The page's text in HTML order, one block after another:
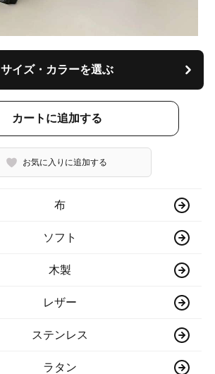
サイズ・カラーを選ぶ
カートに追加する
お気に入りに追加する
布
ソフト
木製
レザー
ステンレス
ラタン